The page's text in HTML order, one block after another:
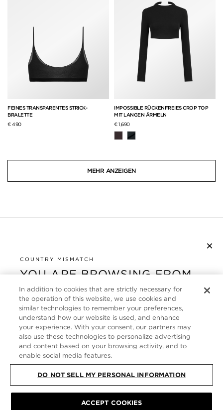
FEINES TRANSPARENTES STRICK-
BRALETTE
€ 490
IMPOSSIBLE RÜCKENFREIES CROP TOP
MIT LANGEN ÄRMELN
€ 1,690
MEHR ANZEIGEN
×
COUNTRY MISMATCH
YOU ARE BROWSING FROM
UNITED STATES
It looks like you are visiting us from United States,
but you are currently browsing our Deutschland
store. Would you like to be redirected to your local
site?
SHOP IN UNITED STATES
CONTINUE BROWSING HERE
KUNDENSERVICE
ÜBER
FOLLOW US
GERMANY
SITE MAP
ALLGEMEINE GESCHÄFTSBEDINGUNGEN
© TOM FORD ALL RIGHTS
In addition to cookies that are strictly necessary for
the operation of this website, we use cookies and
similar technologies to remember your preferences,
understand how our website is used, and enhance
your experience. With your consent, our partners may
also use these technologies to personalize advertising
and content based on your browsing activity, and to
enable social media features.
DO NOT SELL MY PERSONAL INFORMATION
ACCEPT COOKIES